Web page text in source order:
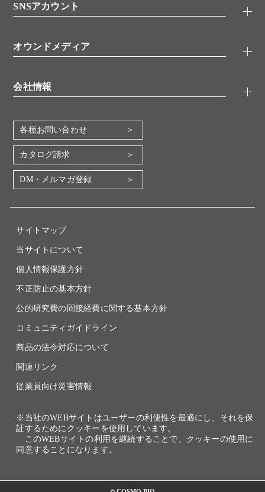
分子生物
バイオメディカル(環境・食品)
機器・消耗品
アプリケーションノート
書類ダウンロード
SNSアカウント
YouTube
オウンドメディア
会社情報
会社概要
地図・アクセス（本社）
IR情報
電子公告
各種お問い合わせ
カタログ請求
DM・メルマガ登録
サイトマップ
当サイトについて
個人情報保護方針
不正防止の基本方針
公的研究費の間接経費に関する基本方針
コミュニティガイドライン
商品の法令対応について
関連リンク
従業員向け災害情報
※当社のWEBサイトはユーザーの利便性を最適にし、それを保
証するためにクッキーを使用しています。
このWEBサイトの利用を継続することで、クッキーの使用に
同意することになります。